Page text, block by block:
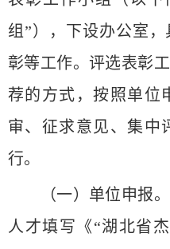
组”），下设办公室
彰等工作。评选表彰
荐的方式，按照单位
审、征求意见、集中
行。
（一）单位申报。
人才填写《“湖北省